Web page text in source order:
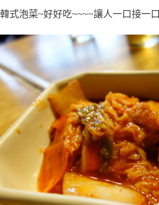
韓式泡菜~好好吃~~~~讓人一口接一口